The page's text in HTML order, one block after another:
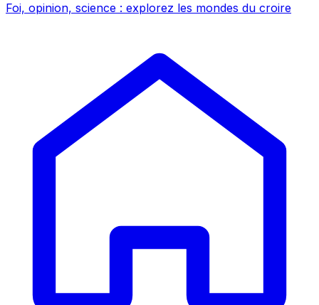
Foi, opinion, science : explorez les mondes du croire